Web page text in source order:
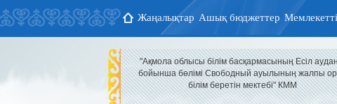
Жаңалықтар Ашық бюджеттер
"Ақмола облысы білім басқармасының Есіл
бойынша бөлімі Свободный ауылының жалпы
білім беретін мектебі" КММ